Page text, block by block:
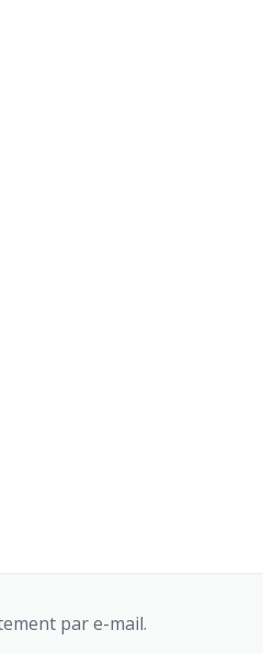
par e-mail.